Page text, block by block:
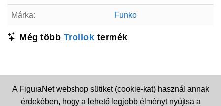
Márka: Funko
Még több Trollok termék
A FiguraNet webshop sütiket (cookie-kat) használ annak
érdekében, hogy a lehető legjobb élményt nyújtsa a